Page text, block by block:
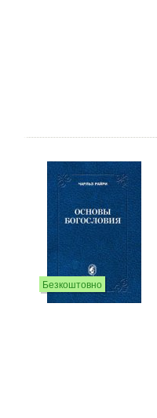
Безкоштовно